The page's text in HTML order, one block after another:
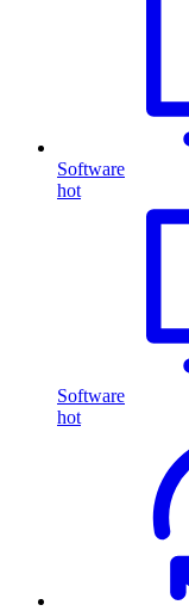
Software
hot
Software
hot